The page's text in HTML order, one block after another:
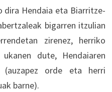
dira Hendaia eta Biarritze-
bigarren itzulian
zirenez, herriko
dute, Hendaiaren
orde eta herri
barne).